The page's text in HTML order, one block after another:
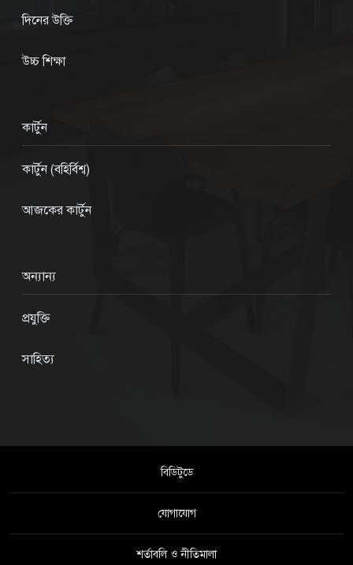
দিনের উক্তি
উচ্চ শিক্ষা
কার্টুন
কার্টুন (বহির্বিশ্ব)
আজকের কার্টুন
অন্যান্য
প্রযুক্তি
সাহিত্য
বিডিটুডে
যোগাযোগ
শর্তাবলি ও নীতিমালা